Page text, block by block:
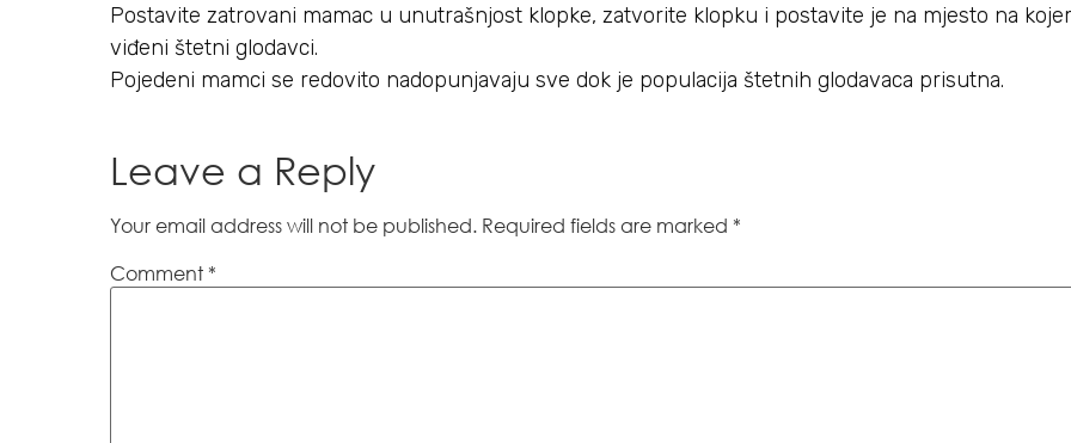
Postavite zatrovani mamac u unutrašnjost klopke, zatvorite klopku i postavite je na mjesto na
viđeni štetni glodavci.
Pojedeni mamci se redovito nadopunjavaju sve dok je populacija štetnih glodavaca prisutna.
Leave a Reply
Your email address will not be published. Required fields are marked *
Comment *